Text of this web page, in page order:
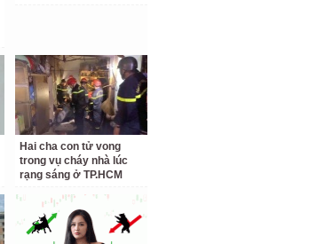
Hai cha con tử vong
trong vụ cháy nhà lúc
rạng sáng ở TP.HCM